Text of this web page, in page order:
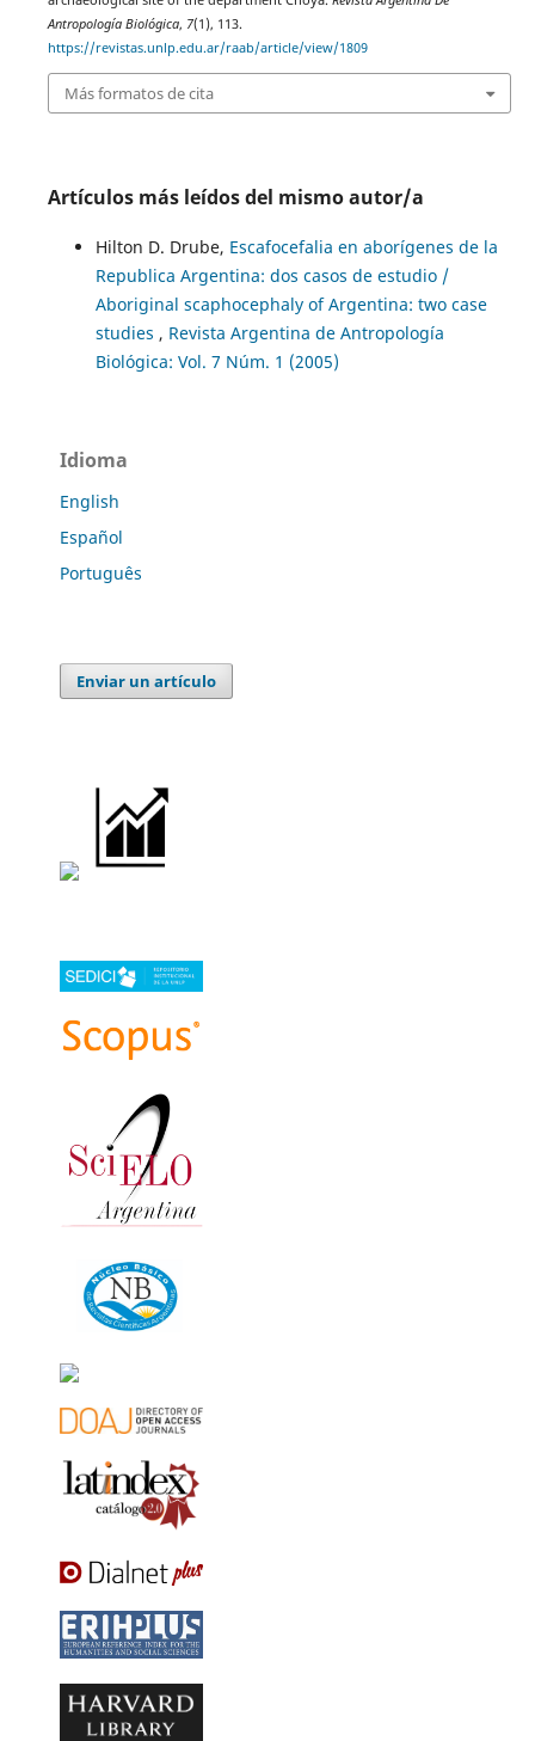
Antropología Biológica, 7(1), 113.
https://revistas.unlp.edu.ar/raab/article/view/1809
Más formatos de cita
Artículos más leídos del mismo autor/a
Hilton D. Drube, Escafocefalia en aborígenes de la
Republica Argentina: dos casos de estudio /
Aboriginal scaphocephaly of Argentina: two case
studies , Revista Argentina de Antropología
Biológica: Vol. 7 Núm. 1 (2005)
Idioma
English
Español
Português
Enviar un artículo